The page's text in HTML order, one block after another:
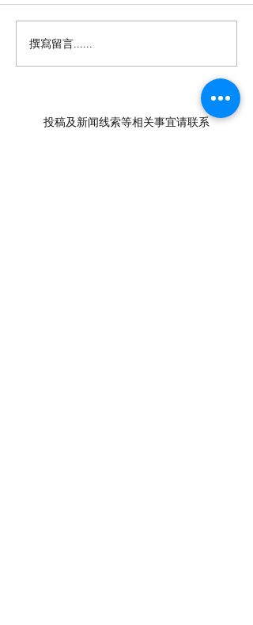
【羊城晚报】“科技+非遗”
引热议！第六届“广东文化
遗产保护与利用”学术座谈
撰寫留言......
投稿及新闻线索等相关事宜请联系